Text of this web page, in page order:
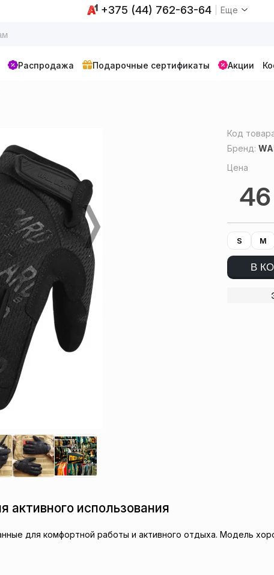
+375 (44) 762-63-64 Еще
Распродажа Подарочные сертификаты Акции
Код
Бренд:
Цена
46
S M
В
активного использования
для комфортной работы и активного отдыха. Модель